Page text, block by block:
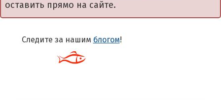
оставить прямо на сайте.
Следите за нашим блогом!